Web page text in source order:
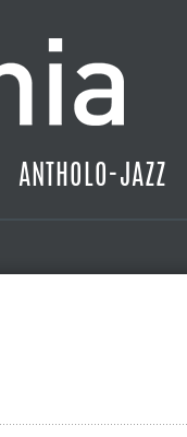
ANTHOLO-JAZZ